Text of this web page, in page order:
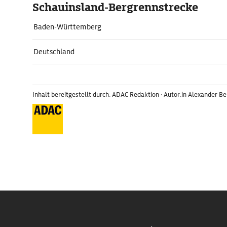
Schauinsland-Bergrennstrecke
Baden-Württemberg
Deutschland
Inhalt bereitgestellt durch: ADAC Redaktion · Autor:in Alexander